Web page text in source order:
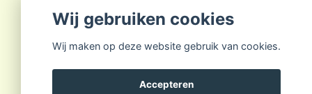
Wij gebruiken cookies
Wij maken op deze website gebruik van cookies.
Accepteren